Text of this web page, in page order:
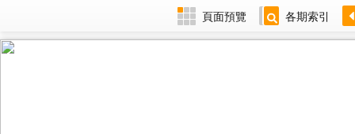
頁面預覽 各期索引